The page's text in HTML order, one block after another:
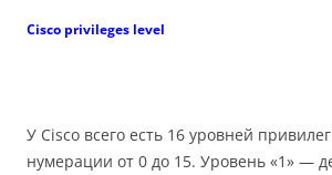
Cisco privileges level
У Cisco всего есть 16 уровней
нумерации от 0 до 15. Уровень «1» —